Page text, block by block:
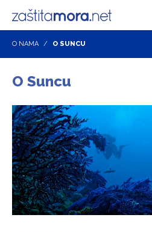
O NAMA O SUNCU
O Suncu